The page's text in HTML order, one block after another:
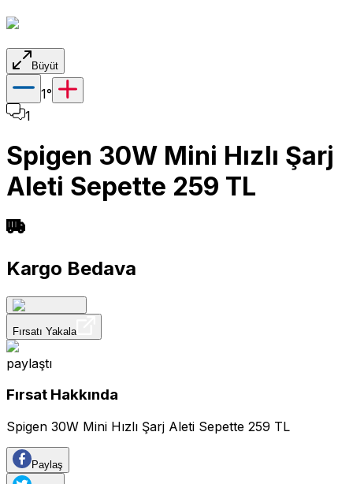
Büyüt
1°
1
Spigen 30W Mini Hızlı Şarj
Aleti Sepette 259 TL
Kargo Bedava
Fırsatı Yakala
paylaştı
Fırsat Hakkında
Spigen 30W Mini Hızlı Şarj Aleti Sepette 259 TL
Paylaş